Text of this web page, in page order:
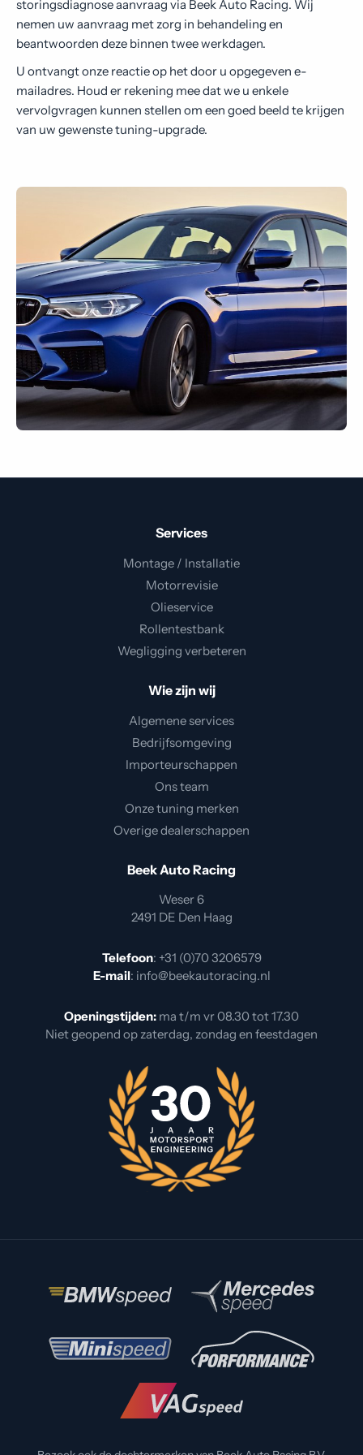
Contact
storingsdiagnose aanvraag via Beek Auto Racing. Wij
nemen uw aanvraag met zorg in behandeling en
beantwoorden deze binnen twee werkdagen.
U ontvangt onze reactie op het door u opgegeven e-
mailadres. Houd er rekening mee dat we u enkele
vervolgvragen kunnen stellen om een goed beeld te krijgen
van uw gewenste tuning-upgrade.
Services
Montage / Installatie
Motorrevisie
Olieservice
Rollentestbank
Wegligging verbeteren
Wie zijn wij
Algemene services
Bedrijfsomgeving
Importeurschappen
Ons team
Onze tuning merken
Overige dealerschappen
Beek Auto Racing
Weser 6
2491 DE Den Haag
Telefoon: +31 (0)70 3206579
E-mail: info@beekautoracing.nl
Openingstijden: ma t/m vr 08.30 tot 17.30
Niet geopend op zaterdag, zondag en feestdagen